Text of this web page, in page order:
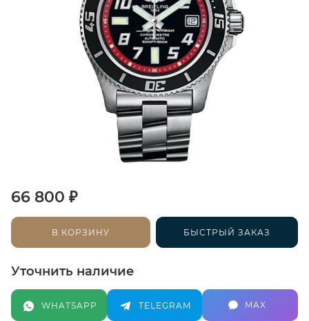
66 800 ₽
В КОРЗИНУ БЫСТРЫЙ ЗАКАЗ
Уточнить наличие
WHATSAPP TELEGRAM MAX